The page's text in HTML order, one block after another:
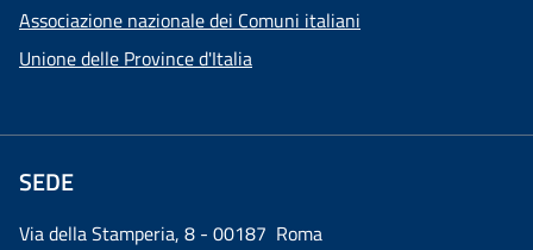
Associazione nazionale dei Comuni italiani
Unione delle Province d'Italia
SEDE
Via della Stamperia, 8 - 00187 Roma